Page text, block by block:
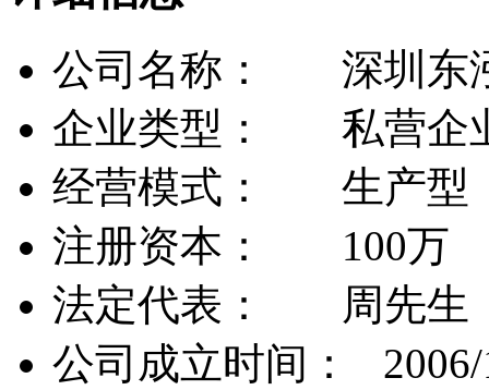
公司名称： 深圳东
企业类型： 私营企
经营模式： 生产型
注册资本： 100万
法定代表： 周先生
公司成立时间： 2006/